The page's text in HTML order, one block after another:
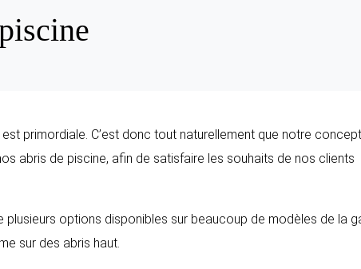
primordiale. C’est donc tout naturellement que notre
abris de piscine, afin de satisfaire les souhaits de nos clients
options disponibles sur beaucoup de modèles de la
sur des abris haut.